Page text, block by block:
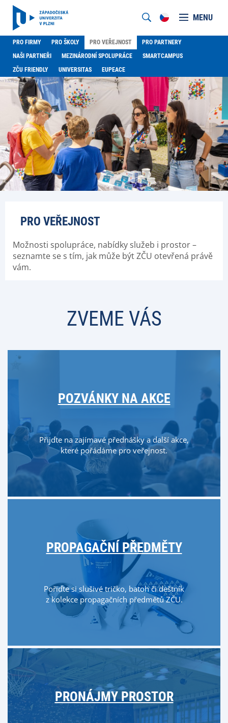
MENU
PRO FIRMY PRO ŠKOLY PRO VEŘEJNOST
PRO PARTNERY
NAŠI PARTNEŘI
MEZINÁRODNÍ SPOLUPRÁCE
SMARTCAMPUS
ZČU FRIENDLY
UNIVERSITAS EUPEACE
PRO VEŘEJNOST
Možnosti spolupráce, nabídky služeb i prostor –
seznamte se s tím, jak může být ZČU otevřená právě
vám.
ZVEME VÁS
POZVÁNKY NA AKCE
Přijďte na zajímavé přednášky a další akce,
které pořádáme pro veřejnost.
PROPAGAČNÍ PŘEDMĚTY
Pořiďte si slušivé tričko, batoh či deštník
z kolekce propagačních předmětů ZČU.
PRONÁJMY PROSTOR